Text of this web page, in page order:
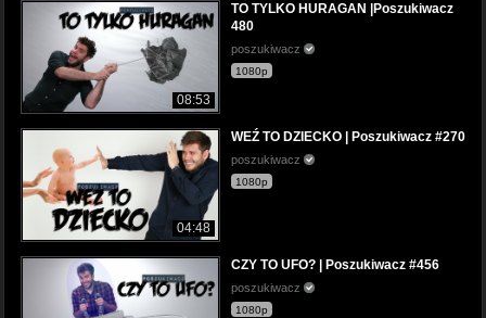
08:53
TO TYLKO HURAGAN |Poszukiwacz
480
poszukiwacz
1080p
04:48
WEŹ TO DZIECKO | Poszukiwacz #270
poszukiwacz
1080p
CZY TO UFO? | Poszukiwacz #456
poszukiwacz
1080p